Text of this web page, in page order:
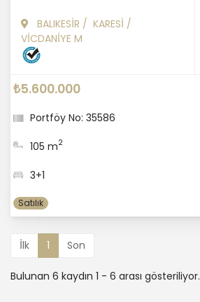
BALIKESİR / KARESİ /
VİCDANİYE M
₺5.600.000
Portföy No: 35586
105 m2
3+1
Satılık
İlk 1 Son
Bulunan 6 kaydın 1 - 6 arası gösteriliyor.